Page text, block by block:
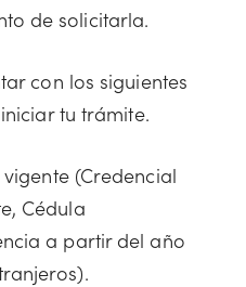
de solicitarla.
con los siguientes
tu trámite.
(Credencial
Cédula
a partir del año